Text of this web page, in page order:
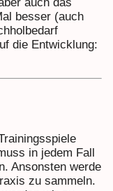
besser (auch
die Entwicklung:
in jedem Fall
Ansonsten werde
zu sammeln.